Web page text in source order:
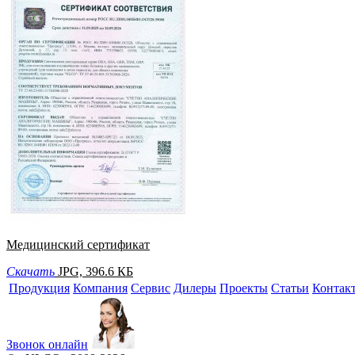
Медицинский сертификат
Скачать JPG, 396.6 КБ
Продукция Компания Сервис Дилеры Проекты Статьи
Звонок онлайн